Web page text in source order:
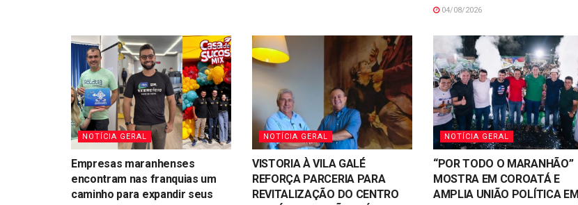
04/08/2026
NOTÍCIA GERAL
Empresas maranhenses
encontram nas franquias um
caminho para expandir seus
NOTÍCIA GERAL
VISTORIA À VILA GALÉ
REFORÇA PARCERIA PARA
REVITALIZAÇÃO DO CENTRO
NOTÍCIA GERAL
“POR TODO O MARANHÃO”
MOSTRA EM COROATÁ E
AMPLIA UNIÃO POLÍTICA EM